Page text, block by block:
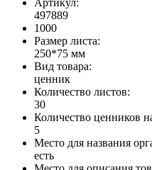
497889
1000
Размер листа:
250*75 мм
Вид товара:
ценник
Количество листов:
30
Количество ценников
5
Место для названия
есть